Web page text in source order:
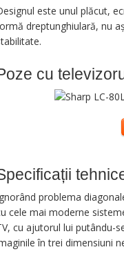
este unul plăcut,
dreptunghiulară, nu
cu
problema
cele mai moderne
cu ajutorul lui putându-
în trei dimensiuni